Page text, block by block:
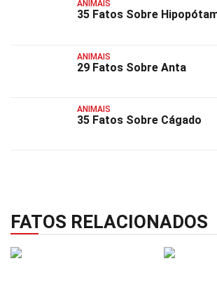
ANIMAIS
35 Fatos Sobre
ANIMAIS
29 Fatos Sobre Anta
ANIMAIS
35 Fatos Sobre Cágado
FATOS RELACIONADOS